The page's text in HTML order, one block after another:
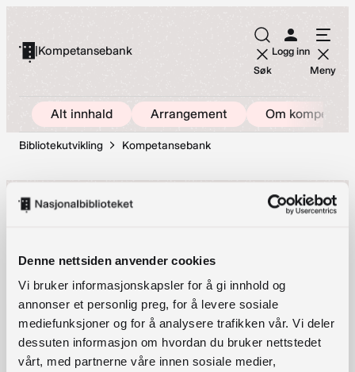
Denne nettsiden anvender cookies
Vi bruker informasjonskapsler for å gi innhold og
annonser et personlig preg, for å levere sosiale
mediefunksjoner og for å analysere trafikken vår. Vi deler
dessuten informasjon om hvordan du bruker nettstedet
vårt, med partnerne våre innen sosiale medier,
innhold
|Kompetansebank
Søk
Logg inn
Meny
Alt innhald Arrangement Om
Bibliotekutvikling Kompetansebank
Norsk polarinstitutt –
Snarveier
Send inn bidrag